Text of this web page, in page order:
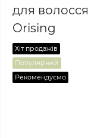
для
Orising
Хіт продажів
Популярний
Рекомендуємо